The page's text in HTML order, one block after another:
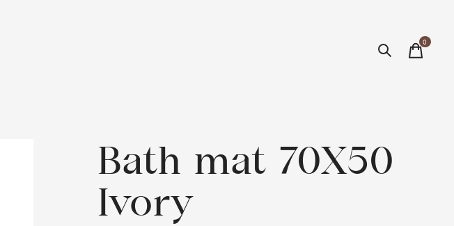
0items
Bath mat 70X50
Ivory